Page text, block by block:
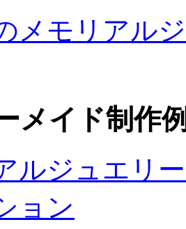
メモリアル
メイド制作
ルジュエリ
ョン